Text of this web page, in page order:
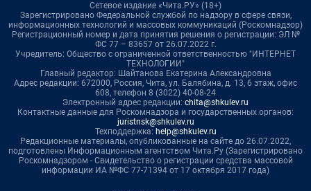
Сетевое издание «Чита.РУ» (18+)
Зарегистрировано Федеральной службой по надзору в сфере связи,
информационных технологий и массовых коммуникаций (Роскомнадзор)
Регистрационный номер и дата принятия решения о регистрации: ЭЛ №
ФС 77 – 83657 от 26.07.2022 г.
Учредитель: Общество с ограниченной ответственностью "ИНТЕРНЕТ
ТЕХНОЛОГИИ"
Главный редактор: Шайтанова Екатерина Александровна
Адрес редакции: 672000, Россия, Чита, ул. Балябина, д. 13, 6 этаж, офис
608, телефон 8 (3022) 40-08-24
Электронный адрес редакции: chita@shkulev.ru
Контактные данные для Роскомнадзора и государственных органов:
juristnsk@shkulev.ru
Техподдержка: help@shkulev.ru
Редакционные материалы, опубликованные на сайте до 26.07.2022,
подготовлены Информационным агентством Чита.Ру (Зарегистрировано
Роскомнадзором - Свидетельство о регистрации средства массовой
информации ИА №ФС 77-71394 от 17 октября 2017 года)